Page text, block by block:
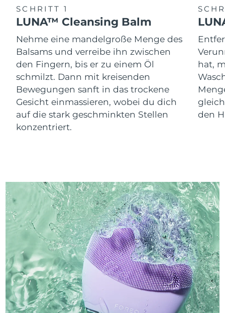
SCHRITT 1
LUNA™ Cleansing Balm
Nehme eine mandelgroße Menge des
Balsams und verreibe ihn zwischen
den Fingern, bis er zu einem Öl
schmilzt. Dann mit kreisenden
Bewegungen sanft in das trockene
Gesicht einmassieren, wobei du dich
auf die stark geschminkten Stellen
konzentriert.
hat,
den